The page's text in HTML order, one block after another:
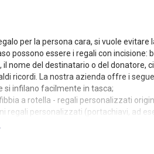
per la persona cara, si vuole
possono essere i regali con
il nome del destinatario o del
ricordi. La nostra azienda offre i
si infilano facilmente in tasca;
a rotella - regali personalizzati
regali personalizzati (portachiavi, ad
con portachiavi riceverà anche un
stesso. Se sceglie come regalo